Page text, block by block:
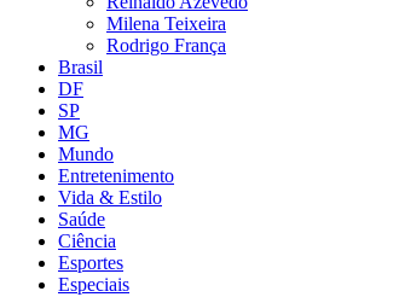
Milena Teixeira
Rodrigo França
Brasil
DF
SP
MG
Mundo
Entretenimento
Vida & Estilo
Saúde
Ciência
Esportes
Especiais